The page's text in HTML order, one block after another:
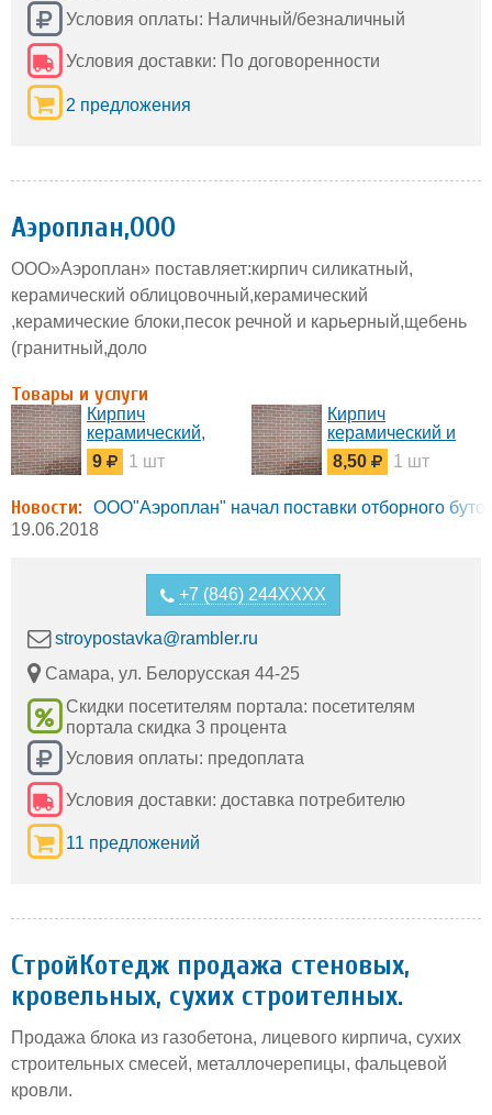
Условия оплаты: Наличный/безналичный
Условия доставки: По договоренности
2 предложения
Аэроплан,ООО
ООО»Аэроплан» поставляет:кирпич силикатный,
керамический облицовочный,керамический
,керамические блоки,песок речной и карьерный,щебень
(гранитный,доло
Товары и услуги
Кирпич
керамический,
цокольный
Самара и
область.
9 1 шт
Кирпич
керамический и
силикатный,
облицовочный
Самарская
8,50 1 шт
Новости: ООО"Аэроплан" начал поставки отборного
19.06.2018
+7 (846) 244XXXX
stroypostavka@rambler.ru
Самара, ул. Белорусская 44-25
Скидки посетителям портала: посетителям
портала скидка 3 процента
Условия оплаты: предоплата
Условия доставки: доставка потребителю
11 предложений
СтройКотедж продажа стеновых,
кровельных, сухих строителных.
Продажа блока из газобетона, лицевого кирпича, сухих
строительных смесей, металлочерепицы, фальцевой
кровли.